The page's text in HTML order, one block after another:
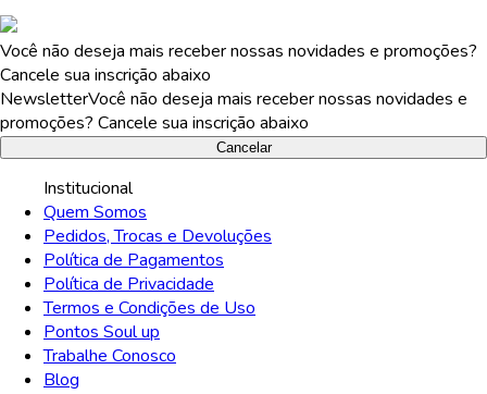
Você não deseja mais receber nossas novidades e promoções?
Cancele sua inscrição abaixo
NewsletterVocê não deseja mais receber nossas novidades e
promoções? Cancele sua inscrição abaixo
Cancelar
Institucional
Quem Somos
Pedidos, Trocas e Devoluções
Política de Pagamentos
Política de Privacidade
Termos e Condições de Uso
Pontos Soul up
Trabalhe Conosco
Blog